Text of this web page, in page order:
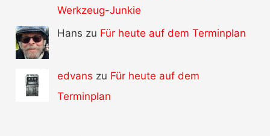
Werkzeug-Junkie
Hans zu Für heute auf dem Terminplan
edvans zu Für heute auf dem
Terminplan